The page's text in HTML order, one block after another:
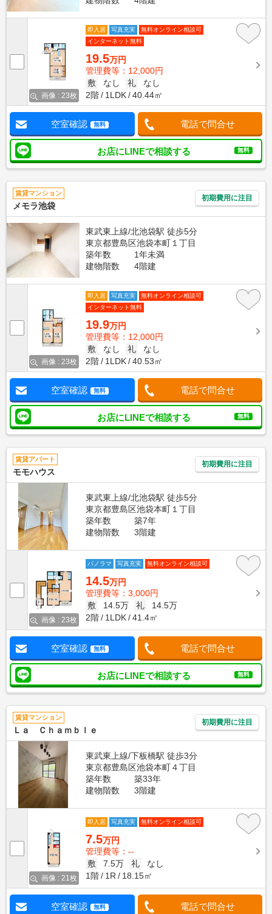
画像 : 23枚
即入居 写真充実
無料オンライン相談可
インターネット無料
19.5万円
管理費等：12,000円
敷
なし 礼
なし
2階
1LDK 40.44㎡
空室確認 無料 電話で問合せ
お店にLINEで相談する 無料
賃貸マンション
メモラ池袋
初期費用に注目
東武東上線/北池袋駅 徒歩5分
東京都豊島区池袋本町１丁目
築年数
1年未満
建物階数
4階建
画像 : 23枚
即入居 写真充実
無料オンライン相談可
インターネット無料
19.9万円
管理費等：12,000円
敷
なし 礼
なし
2階
1LDK 40.53㎡
空室確認 無料 電話で問合せ
お店にLINEで相談する 無料
賃貸アパート
モモハウス
初期費用に注目
東武東上線/北池袋駅 徒歩5分
東京都豊島区池袋本町１丁目
築年数
築7年
建物階数
3階建
画像 : 23枚
パノラマ 写真充実 無料オンライン相談可
14.5万円
管理費等：3,000円
敷
14.5万 礼
14.5万
2階
1LDK 41.4㎡
空室確認 無料 電話で問合せ
お店にLINEで相談する 無料
賃貸マンション
Ｌａ Ｃｈａｍｂｌｅ
初期費用に注目
東武東上線/下板橋駅 徒歩3分
東京都豊島区池袋本町４丁目
築年数
築33年
建物階数
3階建
画像 : 21枚
即入居 写真充実 無料オンライン相談可
7.5万円
管理費等：--
敷
7.5万 礼
なし
1階
1R 18.15㎡
空室確認 無料 電話で問合せ